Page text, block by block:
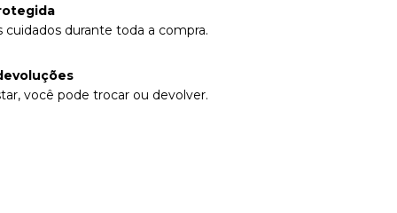
cuidados durante toda a compra.
você pode trocar ou devolver.